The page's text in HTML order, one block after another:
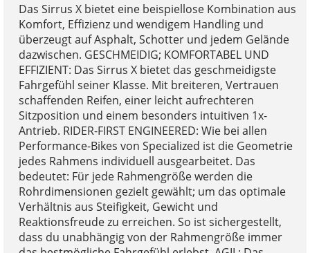
Das Sirrus X bietet eine beispiellose Kombination aus
Komfort, Effizienz und wendigem Handling und
überzeugt auf Asphalt, Schotter und jedem Gelände
dazwischen. GESCHMEIDIG; KOMFORTABEL UND
EFFIZIENT: Das Sirrus X bietet das geschmeidigste
Fahrgefühl seiner Klasse. Mit breiteren, Vertrauen
schaffenden Reifen, einer leicht aufrechteren
Sitzposition und einem besonders intuitiven 1x-
Antrieb. RIDER-FIRST ENGINEERED: Wie bei allen
Performance-Bikes von Specialized ist die Geometrie
jedes Rahmens individuell ausgearbeitet. Das
bedeutet: Für jede Rahmengröße werden die
Rohrdimensionen gezielt gewählt; um das optimale
Verhältnis aus Steifigkeit, Gewicht und
Reaktionsfreude zu erreichen. So ist sichergestellt,
dass du unabhängig von der Rahmengröße immer